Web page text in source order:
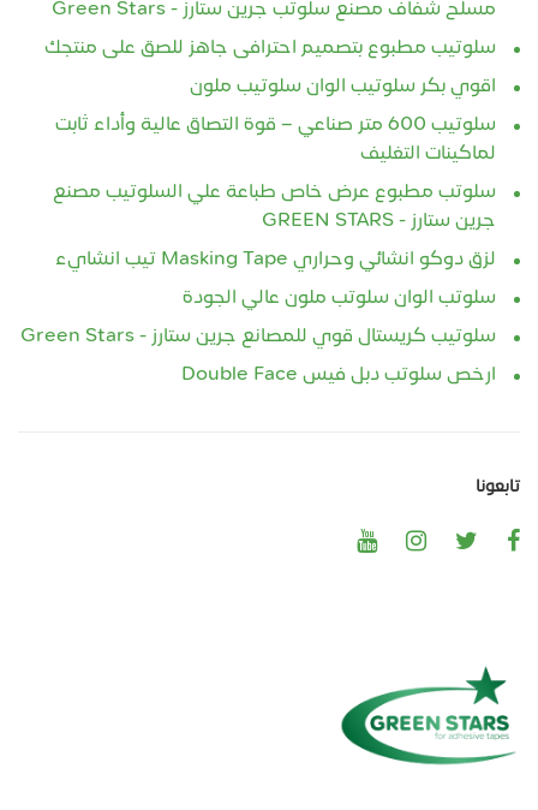
سلوتيب مطبوع بتصميم احترافى جاهز للصق على منتجك
اقوي بكر سلوتيب الوان سلوتيب ملون
سلوتيب 600 متر صناعي – قوة التصاق عالية وأداء ثابت
لماكينات التغليف
سلوتب مطبوع عرض خاص طباعة علي السلوتيب مصنع
جرين ستارز - GREEN STARS
لزق دوكو انشائي وحراري Masking Tape تيب انشايء
سلوتب الوان سلوتب ملون عالي الجودة
سلوتيب كريستال قوي للمصانع جرين ستارز - Green Stars
ارخص سلوتب دبل فيس Double Face‏
تابعونا